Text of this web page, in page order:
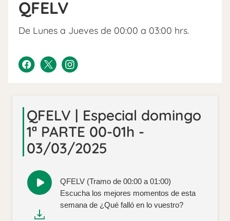
QFELV
De Lunes a Jueves de 00:00 a 03:00 hrs.
QFELV | Especial domingo
1ª PARTE 00-01h -
03/03/2025
Reproducir
audio
QFELV (Tramo de 00:00 a 01:00)
Escucha los mejores momentos de esta
semana de ¿Qué falló en lo vuestro?